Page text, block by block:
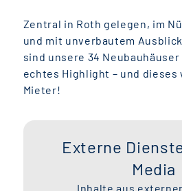
Zentral in Roth gelegen, im
und mit unverbautem
sind unsere 34
echtes Highlight – und
Mieter!
Externe
Media
Inhalte aus